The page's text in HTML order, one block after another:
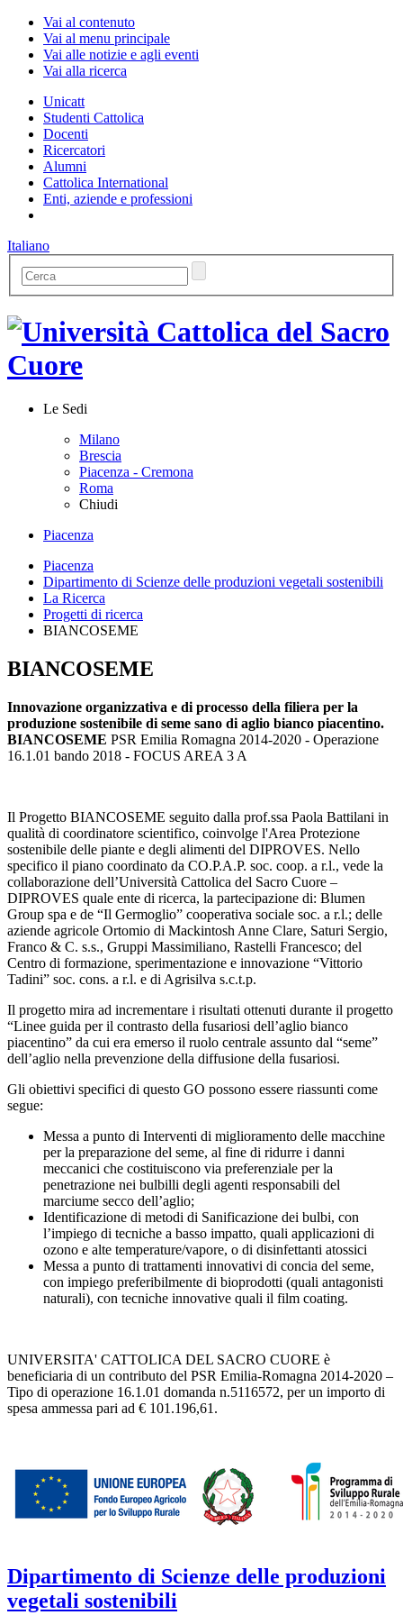
Vai al contenuto
Vai al menu principale
Vai alle notizie e agli eventi
Vai alla ricerca
Unicatt
Studenti Cattolica
Docenti
Ricercatori
Alumni
Cattolica International
Enti, aziende e professioni
Italiano
Le Sedi
Milano
Brescia
Piacenza - Cremona
Roma
Chiudi
Piacenza
Piacenza
Dipartimento di Scienze delle produzioni vegetali sostenibili
La Ricerca
Progetti di ricerca
BIANCOSEME
BIANCOSEME
Innovazione organizzativa e di processo della filiera per la
produzione sostenibile di seme sano di aglio bianco piacentino.
BIANCOSEME PSR Emilia Romagna 2014-2020 - Operazione
16.1.01 bando 2018 - FOCUS AREA 3 A
Il Progetto BIANCOSEME seguito dalla prof.ssa Paola Battilani in
qualità di coordinatore scientifico, coinvolge l'Area Protezione
sostenibile delle piante e degli alimenti del DIPROVES. Nello
specifico il piano coordinato da CO.P.A.P. soc. coop. a r.l., vede la
collaborazione dell’Università Cattolica del Sacro Cuore –
DIPROVES quale ente di ricerca, la partecipazione di: Blumen
Group spa e de “Il Germoglio” cooperativa sociale soc. a r.l.; delle
aziende agricole Ortomio di Mackintosh Anne Clare, Saturi Sergio,
Franco & C. s.s., Gruppi Massimiliano, Rastelli Francesco; del
Centro di formazione, sperimentazione e innovazione “Vittorio
Tadini” soc. cons. a r.l. e di Agrisilva s.c.t.p.
Il progetto mira ad incrementare i risultati ottenuti durante il progetto
“Linee guida per il contrasto della fusariosi dell’aglio bianco
piacentino” da cui era emerso il ruolo centrale assunto dal “seme”
dell’aglio nella prevenzione della diffusione della fusariosi.
Gli obiettivi specifici di questo GO possono essere riassunti come
segue:
Messa a punto di Interventi di miglioramento delle macchine
per la preparazione del seme, al fine di ridurre i danni
meccanici che costituiscono via preferenziale per la
penetrazione nei bulbilli degli agenti responsabili del
marciume secco dell’aglio;
Identificazione di metodi di Sanificazione dei bulbi, con
l’impiego di tecniche a basso impatto, quali applicazioni di
ozono e alte temperature/vapore, o di disinfettanti atossici
Messa a punto di trattamenti innovativi di concia del seme,
con impiego preferibilmente di bioprodotti (quali antagonisti
naturali), con tecniche innovative quali il film coating.
UNIVERSITA' CATTOLICA DEL SACRO CUORE è
beneficiaria di un contributo del PSR Emilia-Romagna 2014-2020 –
Tipo di operazione 16.1.01 domanda n.5116572, per un importo di
spesa ammessa pari ad € 101.196,61.
Dipartimento di Scienze delle produzioni
vegetali sostenibili